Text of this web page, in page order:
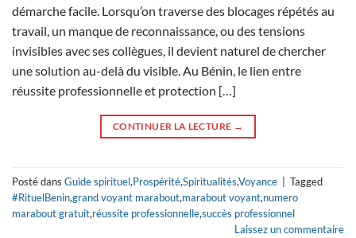
démarche facile. Lorsqu’on traverse des blocages répétés au
travail, un manque de reconnaissance, ou des tensions
invisibles avec ses collègues, il devient naturel de chercher
une solution au-delà du visible. Au Bénin, le lien entre
réussite professionnelle et protection […]
CONTINUER LA LECTURE →
Posté dans Guide spirituel,Prospérité,Spiritualités,Voyance
Tagged
#RituelBenin,grand voyant marabout,marabout voyant,numero
marabout gratuit,réussite professionnelle,succès professionnel
Laissez un commentaire